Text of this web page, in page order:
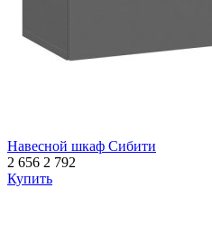
Навесной шкаф Сибити
2 656 2 792
Купить